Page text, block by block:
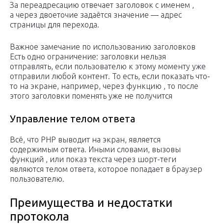
За переадресацию отвечает заголовок с именем ,
а через двоеточие задаётся значение — адрес
страницы для перехода.
Важное замечание по использованию заголовков
Есть одно ограничение: заголовки нельзя
отправлять, если пользователю к этому моменту уже
отправили любой контент. То есть, если показать что-
то на экране, например, через функцию , то после
этого заголовки поменять уже не получится
Управление телом ответа
Всё, что PHP выводит на экран, является
содержимым ответа. Иными словами, вызовы
функций , или показ текста через шорт-теги
являются телом ответа, которое попадает в браузер
пользователю.
Преимущества и недостатки
протокола